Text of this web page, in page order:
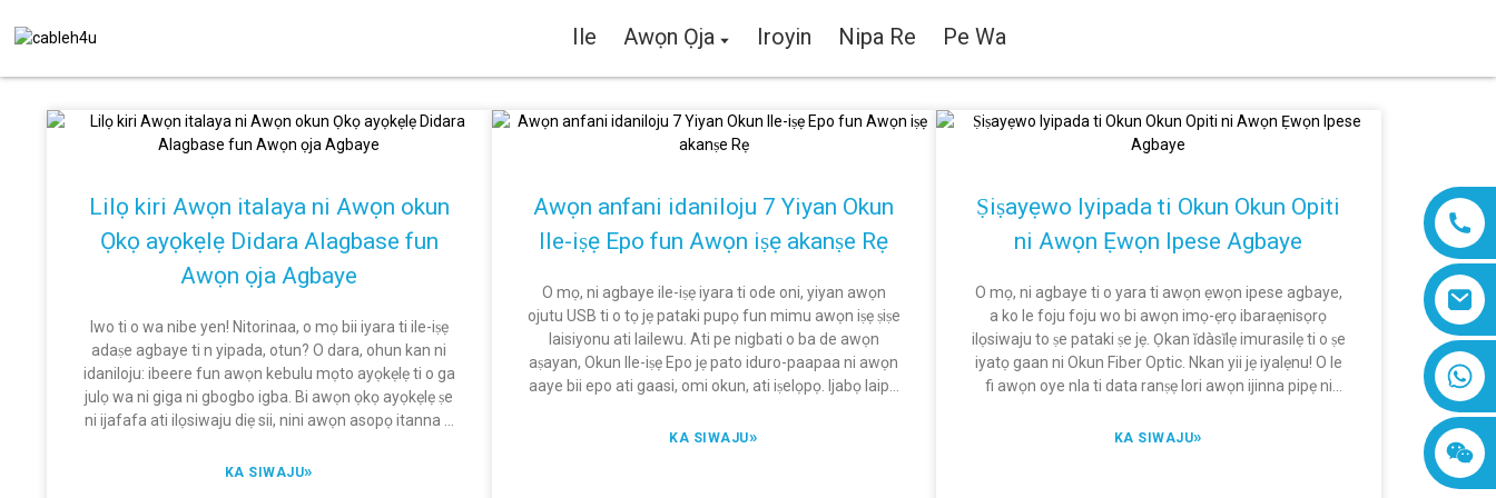
Ile Awọn Ọja Iroyin Nipa Re Pe Wa
8618019377761
Lilọ kiri Awọn italaya ni Awọn okun
Ọkọ ayọkẹlẹ Didara Alagbase fun
Awọn ọja Agbaye
Iwo ti o wa nibe yen! Nitorinaa, o mọ bii iyara ti ile-iṣẹ
adaṣe agbaye ti n yipada, otun? O dara, ohun kan ni
idaniloju: ibeere fun awọn kebulu mọto ayọkẹlẹ ti o ga
julọ wa ni giga ni gbogbo igba. Bi awọn ọkọ ayọkẹlẹ ṣe
ni ijafafa ati ilọsiwaju diẹ sii, nini awọn asopọ itanna ti
awọn iṣedede ailewu alakikanju jẹ pataki pupọ.
KA SIWAJU»
Awọn anfani idaniloju 7 Yiyan Okun
Ile-iṣẹ Epo fun Awọn iṣẹ akanṣe Rẹ
O mọ, ni agbaye ile-iṣẹ iyara ti ode oni, yiyan awọn
ojutu USB ti o tọ jẹ pataki pupọ fun mimu awọn iṣẹ ṣiṣe
laisiyonu ati lailewu. Ati pe nigbati o ba de awọn
aṣayan, Okun Ile-iṣẹ Epo jẹ pato iduro-paapaa ni awọn
aaye bii epo ati gaasi, omi okun, ati iṣelọpọ. Ijabọ laipe
iṣẹ agbaye ti ṣeto lati kọlu $ 215.5 bilionu kan nipasẹ
KA SIWAJU»
Ṣiṣayẹwo Iyipada ti Okun Okun Opiti
ni Awọn Ẹwọn Ipese Agbaye
O mọ, ni agbaye ti o yara ti awọn ẹwọn ipese agbaye,
a ko le foju foju wo bi awọn imọ-ẹrọ ibaraẹnisọrọ
ilọsiwaju to ṣe pataki ṣe jẹ. Ọkan ĭdàsĭlẹ imurasilẹ ti o ṣe
iyatọ gaan ni Okun Fiber Optic. Nkan yii jẹ iyalẹnu! O le
fi awọn oye nla ti data ranṣẹ lori awọn ijinna pipẹ ni
pataki ninu awọn amayederun ode oni wa. O jẹ ki
KA SIWAJU»